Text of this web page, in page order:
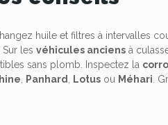
huile et filtres à intervalles
Sur lesvéhicules anciens à
sans plomb. Inspectez la
Panhard Lotus ou Méhari .